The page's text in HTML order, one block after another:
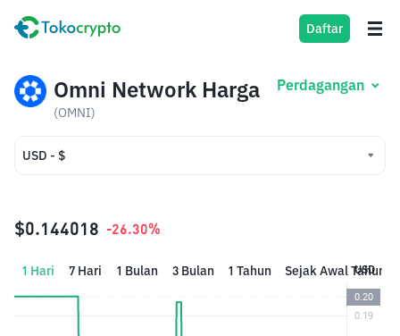
Daftar
Omni Network Harga
(OMNI)
Perdagangan
USD - $
IDR - Rp
$0.144018 -26.30%
1 Hari 7 Hari 1 Bulan 3 Bulan 1 Tahun Sejak Awal Tahun
USD